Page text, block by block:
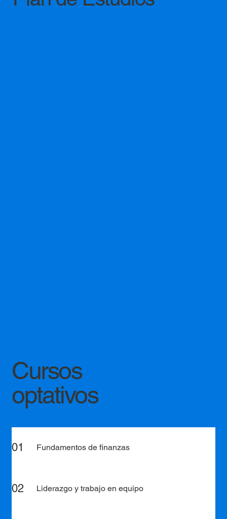
Cursos
optativos
01 Fundamentos de finanzas
02 Liderazgo y trabajo en equipo